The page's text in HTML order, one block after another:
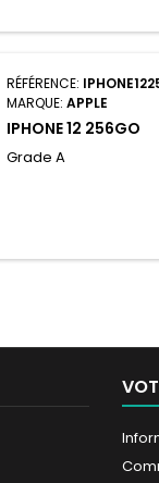
RÉFÉRENCE:
MARQUE:APPLE
IPHONE 12 256GO
Grade A